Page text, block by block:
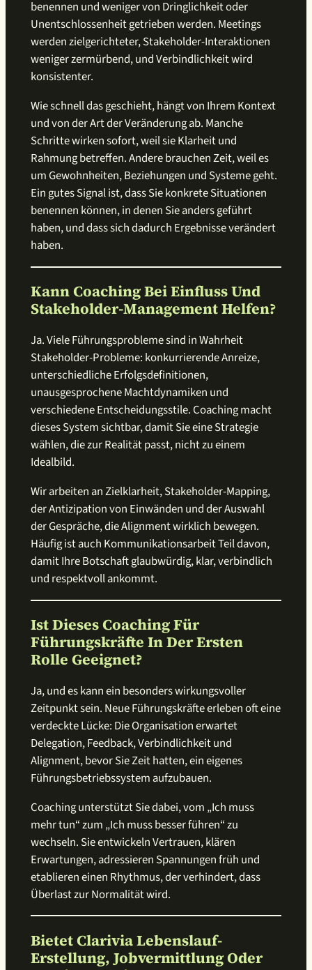
benennen und weniger von Dringlichkeit oder
Unentschlossenheit getrieben werden. Meetings
werden zielgerichteter, Stakeholder-Interaktionen
weniger zermürbend, und Verbindlichkeit wird
konsistenter.
Wie schnell das geschieht, hängt von Ihrem Kontext
und von der Art der Veränderung ab. Manche
Schritte wirken sofort, weil sie Klarheit und
Rahmung betreffen. Andere brauchen Zeit, weil es
um Gewohnheiten, Beziehungen und Systeme geht.
Ein gutes Signal ist, dass Sie konkrete Situationen
benennen können, in denen Sie anders geführt
haben, und dass sich dadurch Ergebnisse verändert
haben.
Kann Coaching Bei Einfluss Und
Stakeholder-Management Helfen?
Ja. Viele Führungsprobleme sind in Wahrheit
Stakeholder-Probleme: konkurrierende Anreize,
unterschiedliche Erfolgsdefinitionen,
unausgesprochene Machtdynamiken und
verschiedene Entscheidungsstile. Coaching macht
dieses System sichtbar, damit Sie eine Strategie
wählen, die zur Realität passt, nicht zu einem
Idealbild.
Wir arbeiten an Zielklarheit, Stakeholder-Mapping,
der Antizipation von Einwänden und der Auswahl
der Gespräche, die Alignment wirklich bewegen.
Häufig ist auch Kommunikationsarbeit Teil davon,
damit Ihre Botschaft glaubwürdig, klar, verbindlich
und respektvoll ankommt.
Ist Dieses Coaching Für
Führungskräfte In Der Ersten
Rolle Geeignet?
Ja, und es kann ein besonders wirkungsvoller
Zeitpunkt sein. Neue Führungskräfte erleben oft eine
verdeckte Lücke: Die Organisation erwartet
Delegation, Feedback, Verbindlichkeit und
Alignment, bevor Sie Zeit hatten, ein eigenes
Führungsbetriebssystem aufzubauen.
Coaching unterstützt Sie dabei, vom „Ich muss
mehr tun“ zum „Ich muss besser führen“ zu
wechseln. Sie entwickeln Vertrauen, klären
Erwartungen, adressieren Spannungen früh und
etablieren einen Rhythmus, der verhindert, dass
Überlast zur Normalität wird.
Bietet Clarivia Lebenslauf-
Erstellung, Jobvermittlung Oder